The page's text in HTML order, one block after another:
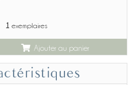
1 exemplaires
Ajouter au panier